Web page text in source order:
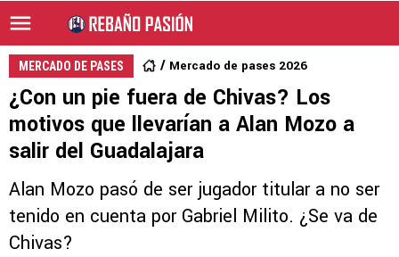
MERCADO DE PASES Mercado de pases 2026
¿Con un pie fuera de Chivas? Los
motivos que llevarían a Alan Mozo a
salir del Guadalajara
Alan Mozo pasó de ser jugador titular a no ser
tenido en cuenta por Gabriel Milito. ¿Se va de
Chivas?